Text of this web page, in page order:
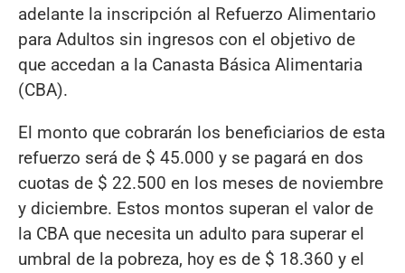
adelante la inscripción al Refuerzo Alimentario
para Adultos sin ingresos con el objetivo de
que accedan a la Canasta Básica Alimentaria
(CBA).
El monto que cobrarán los beneficiarios de esta
refuerzo será de $ 45.000 y se pagará en dos
cuotas de $ 22.500 en los meses de noviembre
y diciembre. Estos montos superan el valor de
la CBA que necesita un adulto para superar el
umbral de la pobreza, hoy es de $ 18.360 y el